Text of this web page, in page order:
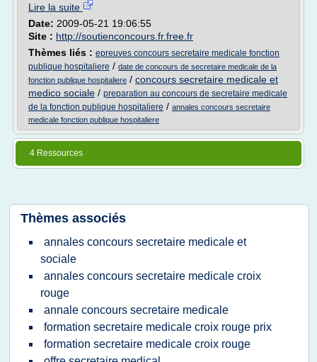
Lire la suite
Date: 2009-05-21 19:06:55
Site : http://soutienconcours.fr.free.fr
Thèmes liés : epreuves concours secretaire medicale fonction
publique hospitaliere / date de concours de secretaire medicale de la
fonction publique hospitaliere / concours secretaire medicale et
medico sociale / preparation au concours de secretaire medicale
de la fonction publique hospitaliere / annales concours secretaire
medicale fonction publique hospitaliere
4 Ressources
Thèmes associés
annales concours secretaire medicale et
sociale
annales concours secretaire medicale croix
rouge
annale concours secretaire medicale
formation secretaire medicale croix rouge prix
formation secretaire medicale croix rouge